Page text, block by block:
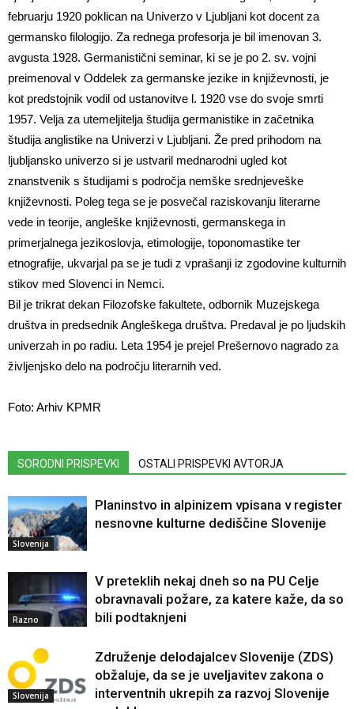
februarju 1920 poklican na Univerzo v Ljubljani kot docent za
germansko filologijo. Za rednega profesorja je bil imenovan 3.
avgusta 1928. Germanistični seminar, ki se je po 2. sv. vojni
preimenoval v Oddelek za germanske jezike in književnosti, je
kot predstojnik vodil od ustanovitve l. 1920 vse do svoje smrti
1957. Velja za utemeljitelja študija germanistike in začetnika
študija anglistike na Univerzi v Ljubljani. Že pred prihodom na
ljubljansko univerzo si je ustvaril mednarodni ugled kot
znanstvenik s študijami s področja nemške srednjeveške
književnosti. Poleg tega se je posvečal raziskovanju literarne
vede in teorije, angleške književnosti, germanskega in
primerjalnega jezikoslovja, etimologije, toponomastike ter
etnografije, ukvarjal pa se je tudi z vprašanji iz zgodovine kulturnih
stikov med Slovenci in Nemci.
Bil je trikrat dekan Filozofske fakultete, odbornik Muzejskega
društva in predsednik Angleškega društva. Predaval je po ljudskih
univerzah in po radiu. Leta 1954 je prejel Prešernovo nagrado za
življenjsko delo na področju literarnih ved.
Foto: Arhiv KPMR
SORODNI PRISPEVKI OSTALI PRISPEVKI AVTORJA
Slovenija
Planinstvo in alpinizem vpisana v register
nesnovne kulturne dediščine Slovenije
Razno
V preteklih nekaj dneh so na PU Celje
obravnavali požare, za katere kaže, da so
bili podtaknjeni
Slovenija
Združenje delodajalcev Slovenije (ZDS)
obžaluje, da se je uveljavitev zakona o
interventnih ukrepih za razvoj Slovenije